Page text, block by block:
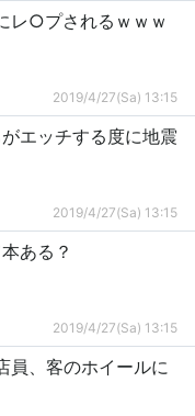
レ○プされるｗｗｗ
2019/4/27(Sa) 13:15
エッチする度に地震
2019/4/27(Sa) 13:15
ある？
2019/4/27(Sa) 13:15
員、客のホイールに